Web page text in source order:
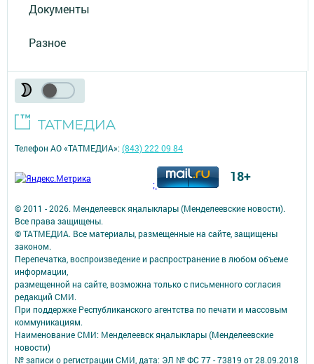
Документы
Разное
© 2011 - 2026. Менделеевск яӊалыклары (Менделеевские новости).
Все права защищены.
© ТАТМЕДИА. Все материалы, размещенные на сайте, защищены
законом.
Перепечатка, воспроизведение и распространение в любом объеме
информации,
размещенной на сайте, возможна только с письменного согласия
редакций СМИ.
При поддержке Республиканского агентства по печати и массовым
коммуникациям.
Наименование СМИ: Менделеевск яӊалыклары (Менделеевские
новости)
№ записи о регистрации СМИ, дата: ЭЛ № ФС 77 - 73819 от 28.09.2018
Телефон АО «ТАТМЕДИА»:(843) 222 09 84
; 18+